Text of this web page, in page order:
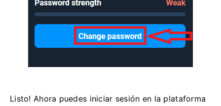
Listo! Ahora puedes iniciar sesión en la plataforma